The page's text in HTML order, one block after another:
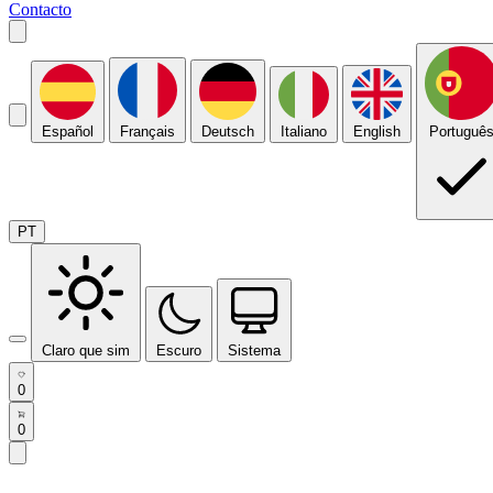
Contacto
Español Français Deutsch Italiano English Português
PT
Claro que sim Escuro Sistema
0
0